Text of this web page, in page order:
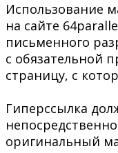
Использование
на сайте
письменного
с обязательной
страницу, с
Гиперссылка
оригинальный